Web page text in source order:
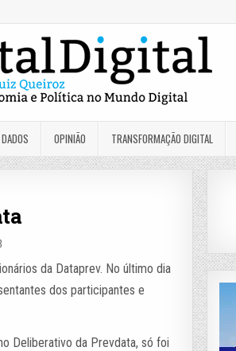
DADOS OPINIÃO TRANSFORMAÇÃO DIGITAL
da Dataprev. No último dia
dos participantes e
Deliberativo da Prevdata, só foi